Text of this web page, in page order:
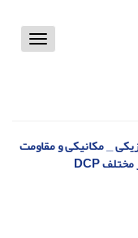
Toggle
_ مکانیکی و مقاومت